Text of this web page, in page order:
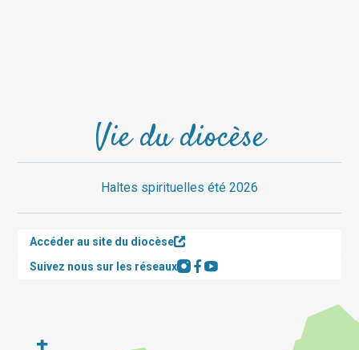
Vie du diocèse
Haltes spirituelles été 2026
Accéder au site du diocèse
Suivez nous sur les réseaux